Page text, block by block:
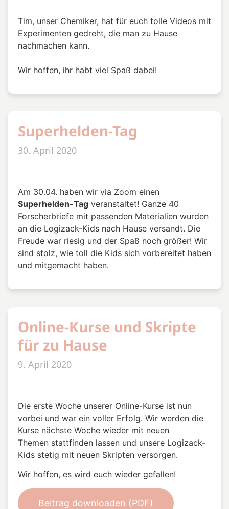
Tim, unser Chemiker, hat für euch tolle Videos mit
Experimenten gedreht, die man zu Hause
nachmachen kann.
Wir hoffen, ihr habt viel Spaß dabei!
Superhelden-Tag
30. April 2020
Am 30.04. haben wir via Zoom einen
Superhelden-Tag veranstaltet! Ganze 40
Forscherbriefe mit passenden Materialien wurden
an die Logizack-Kids nach Hause versandt. Die
Freude war riesig und der Spaß noch größer! Wir
sind stolz, wie toll die Kids sich vorbereitet haben
und mitgemacht haben.
Online-Kurse und Skripte
für zu Hause
9. April 2020
Die erste Woche unserer Online-Kurse ist nun
vorbei und war ein voller Erfolg. Wir werden die
Kurse nächste Woche wieder mit neuen
Themen stattfinden lassen und unsere Logizack-
Kids stetig mit neuen Skripten versorgen.
Wir hoffen, es wird euch wieder gefallen!
Beitrag downloaden (PDF)